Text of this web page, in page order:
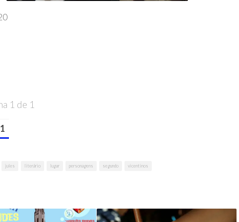
1 de 1
1
jules literário lugar personagens segundo vicentinos